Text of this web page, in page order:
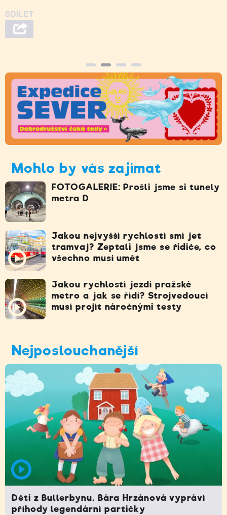
Mohlo by vás zajímat
FOTOGALERIE: Prošli jsme si tunely
metra D
Jakou nejvyšší rychlostí smí jet
tramvaj? Zeptali jsme se řidiče, co
všechno musí umět
Jakou rychlostí jezdí pražské
metro a jak se řídí? Strojvedoucí
musí projít náročnými testy
Nejposlouchanější
Děti z Bullerbynu. Bára Hrzánová vypráví
příhody legendární partičky